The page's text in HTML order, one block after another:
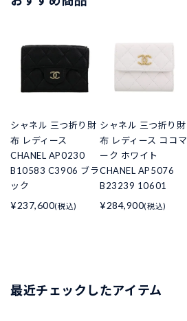
シャネル 三つ折り財
布 レディース
CHANEL AP0230
B10583 C3906 ブラ
ック
¥237,600(税込)
シャネル 三つ折り財
布 レディース ココマ
ーク ホワイト
CHANEL AP5076
B23239 10601
¥284,900(税込)
最近チェックしたアイテム